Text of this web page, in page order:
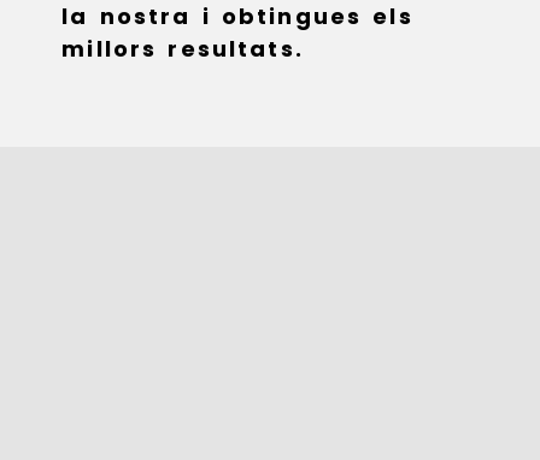
la nostra i obtingues els
millors resultats.